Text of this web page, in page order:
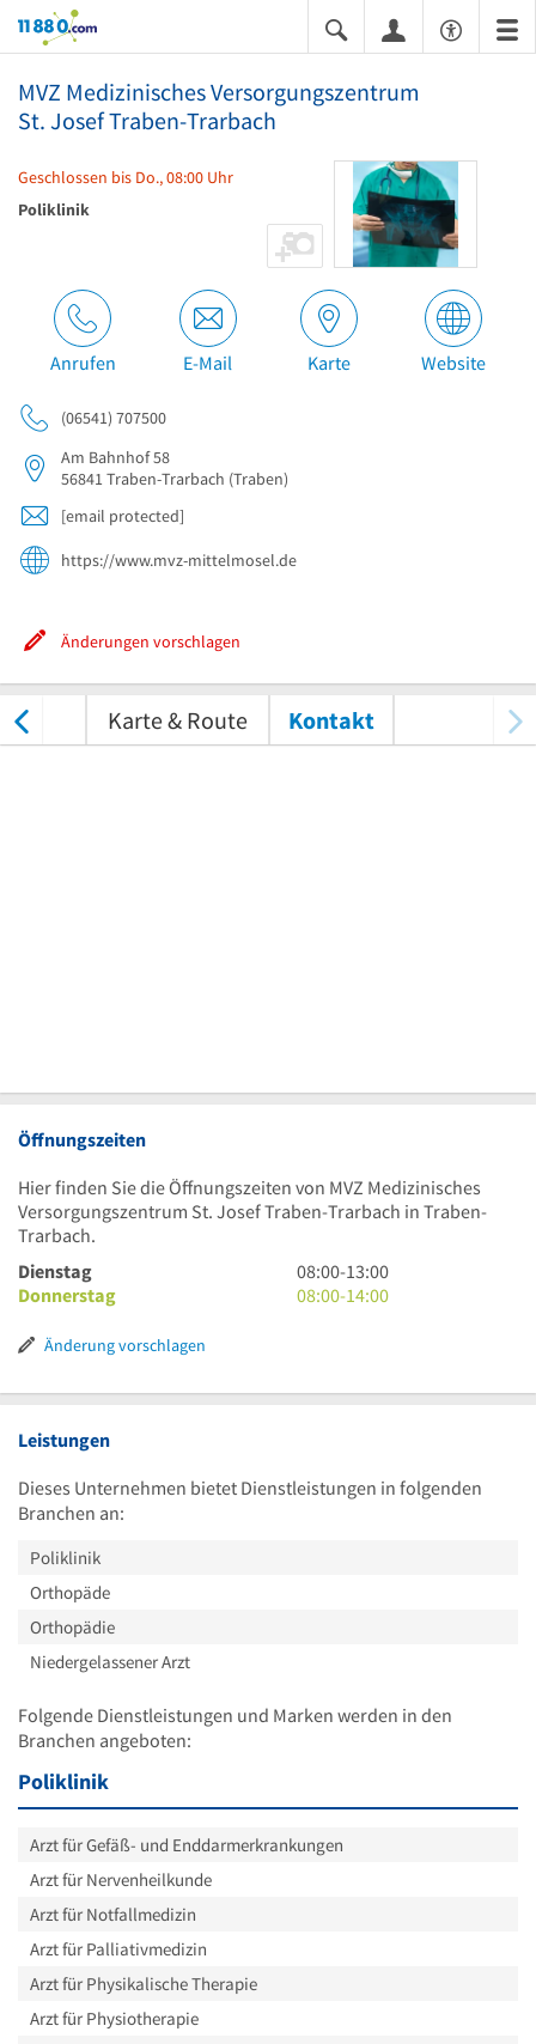
11880.com
MVZ Medizinisches Versorgungszentrum
St. Josef Traben-Trarbach
Geschlossen bis Do., 08:00 Uhr
Poliklinik
Anrufen E-Mail Karte Website
(06541) 707500
Am Bahnhof 58
56841Traben-Trarbach (Traben)
[email protected]
https://www.mvz-mittelmosel.de
Änderungen vorschlagen
Karte & Route Kontakt
Öffnungszeiten
Hier finden Sie die Öffnungszeiten von MVZ Medizinisches
Versorgungszentrum St. Josef Traben-Trarbach in Traben-
Trarbach.
Dienstag
8
Uhr
08:00-13:00
Donnerstag
8
Uhr
08:00-14:00
Änderung vorschlagen
Leistungen
Dieses Unternehmen bietet Dienstleistungen in folgenden
Branchen an:
Poliklinik
Orthopäde
Orthopädie
Niedergelassener Arzt
Folgende Dienstleistungen und Marken werden in den
Branchen angeboten:
Poliklinik
Arzt für Gefäß- und Enddarmerkrankungen
Arzt für Nervenheilkunde
Arzt für Notfallmedizin
Arzt für Palliativmedizin
Arzt für Physikalische Therapie
Arzt für Physiotherapie